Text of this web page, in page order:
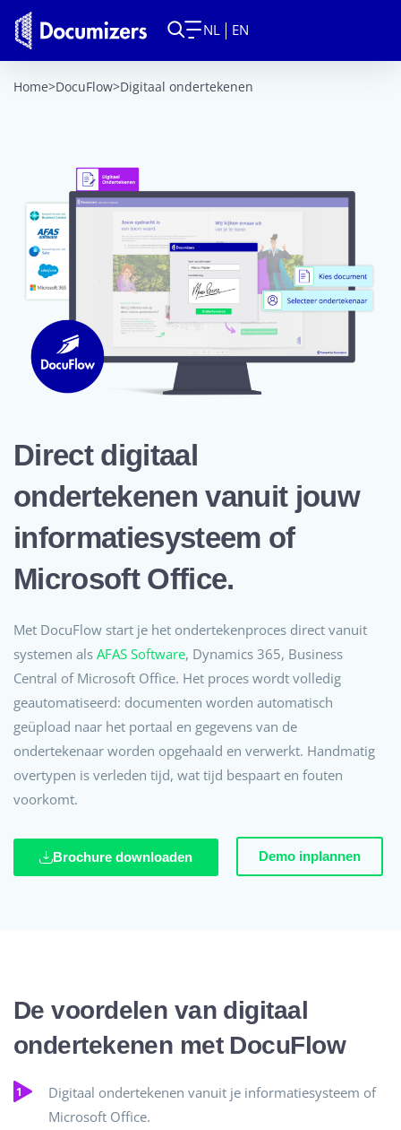
NL EN
Home>DocuFlow>Digitaal ondertekenen
Direct digitaal
ondertekenen vanuit jouw
informatiesysteem of
Microsoft Office.
Met DocuFlow start je het ondertekenproces direct vanuit
systemen als AFAS Software, Dynamics 365, Business
Central of Microsoft Office. Het proces wordt volledig
geautomatiseerd: documenten worden automatisch
geüpload naar het portaal en gegevens van de
ondertekenaar worden opgehaald en verwerkt. Handmatig
overtypen is verleden tijd, wat tijd bespaart en fouten
voorkomt.
Brochure downloaden Demo inplannen
De voordelen van digitaal
ondertekenen met DocuFlow
Digitaal ondertekenen vanuit je informatiesysteem of
Microsoft Office.